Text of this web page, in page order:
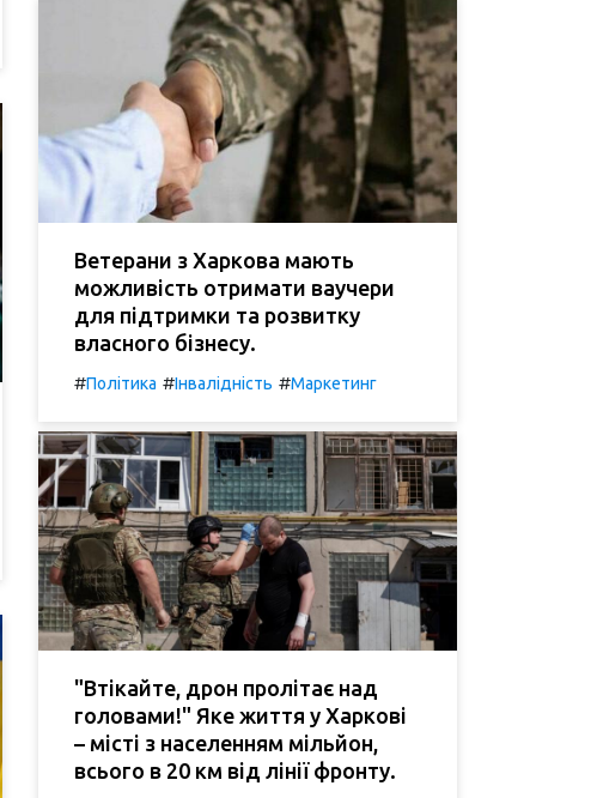
Ветерани з Харкова мають
можливість отримати ваучери
для підтримки та розвитку
власного бізнесу.
#Політика #Інвалідність #Маркетинг
"Втікайте, дрон пролітає над
головами!" Яке життя у Харкові
– місті з населенням мільйон,
всього в 20 км від лінії фронту.